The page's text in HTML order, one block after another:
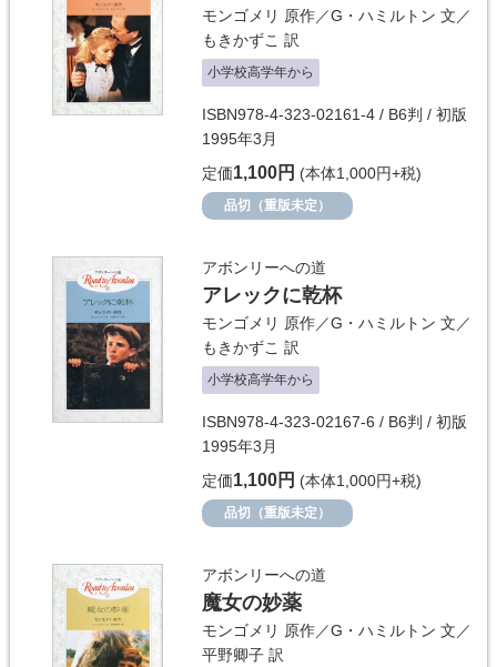
モンゴメリ 原作／G・ハミルトン 文／
もきかずこ 訳
小学校高学年から
ISBN978-4-323-02161-4 / B6判 / 初版
1995年3月
定価1,100円 (本体1,000円+税)
品切（重版未定）
アボンリーへの道
アレックに乾杯
モンゴメリ 原作／G・ハミルトン 文／
もきかずこ 訳
小学校高学年から
ISBN978-4-323-02167-6 / B6判 / 初版
1995年3月
定価1,100円 (本体1,000円+税)
品切（重版未定）
アボンリーへの道
魔女の妙薬
モンゴメリ 原作／G・ハミルトン 文／
平野卿子 訳